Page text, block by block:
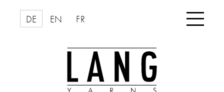
DE EN FR 